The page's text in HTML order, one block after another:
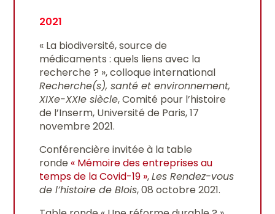
2021
« La biodiversité, source de
médicaments : quels liens avec la
recherche ? », colloque international
Recherche(s), santé et environnement,
XIXe-XXIe siècle, Comité pour l’histoire
de l’Inserm, Université de Paris, 17
novembre 2021.
Conférencière invitée à la table
ronde « Mémoire des entreprises au
temps de la Covid-19 »,Les Rendez-vous
de l’histoire de Blois, 08 octobre 2021.